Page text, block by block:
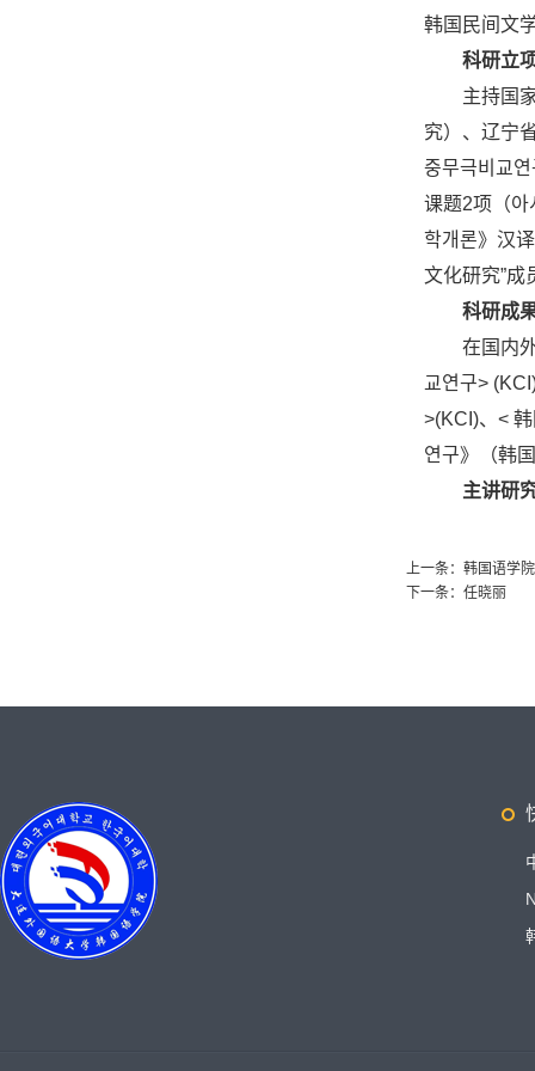
韩国民间文
科研立
主持国
究）、辽宁
중무극비교
课题2项（아
학개론》汉
文化研究”成
科研成
在国内
교연구>
>(KCI)、<
연구》（韩
主讲研
上一条： 韩国语学
下一条： 任晓丽